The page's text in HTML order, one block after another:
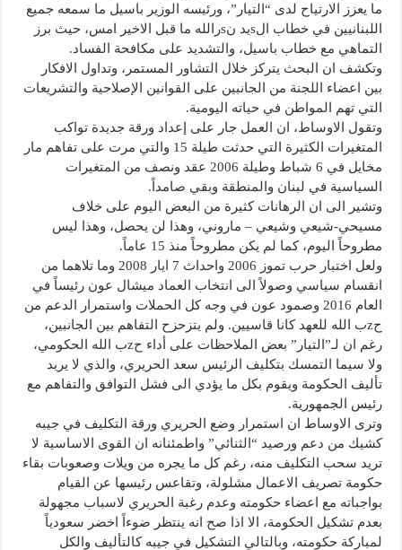
ما يعزز الارتياح لدى “التيار”، ورئيسه الوزير باسيل ما سمعه جميع
اللبنانيين في خطاب الsيد نsرالله ما قبل الاخير امس، حيث برز
التماهي مع خطاب باسيل، والتشديد على مكافحة الفساد.
وتكشف ان البحث يتركز خلال التشاور المستمر، وتداول الافكار
بين اعضاء اللجنة من الجانبين على القوانين الإصلاحية والتشريعات
التي تهم المواطن في حياته اليومية.
وتقول الاوساط، ان العمل جار على إعداد ورقة جديدة تواكب
المتغيرات الكثيرة التي حدثت طيلة 15 والتي مرت على تفاهم مار
مخايل في 6 شباط وطيلة 2006 عقد ونصف من المتغيرات
السياسية في لبنان والمنطقة وبقي صامداً.
وتشير الى ان الرهانات كثيرة من البعض اليوم على خلاف
مسيحي-شيعي وشيعي – ماروني، وهذا لن يحصل، وهذا ليس
مطروحاً اليوم، كما لم يكن مطروحاً منذ 15 عاماً.
ولعل اختبار حرب تموز 2006 واحداث 7 ايار 2008 وما تلاهما من
انقسام سياسي وصولاً الى انتخاب العماد ميشال عون رئيساً في
العام 2016 وصمود عون في وجه كل الحملات واستمرار الدعم من
حzب الله للعهد كانا قاسيين. ولم يتزحزح التفاهم بين الجانبين،
رغم ان لـ”التيار” بعض الملاحظات على أداء حzب الله الحكومي،
ولا سيما التمسك بتكليف الرئيس سعد الحريري، والذي لا يريد
تأليف الحكومة ويقوم بكل ما يؤدي الى فشل التوافق والتفاهم مع
رئيس الجمهورية.
وترى الاوساط ان استمرار وضع الحريري ورقة التكليف في جيبه
كشيك من دعم ورصيد “الثنائي” واطمئنانه ان القوى الاساسية لا
تريد سحب التكليف منه، رغم كل ما يجره من ويلات وصعوبات بقاء
حكومة تصريف الاعمال مشلولة، وتقاعس رئيسها عن القيام
بواجباته مع اعضاء حكومته وعدم رغبة الحريري لاسباب مجهولة
بعدم تشكيل الحكومة، الا اذا صح انه ينتظر ضوءاً اخضر سعودياً
لمباركة حكومته، وبالتالي التشكيل في جيبه كالتأليف والكل